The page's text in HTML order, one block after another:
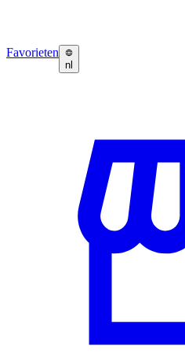
Favorieten
nl